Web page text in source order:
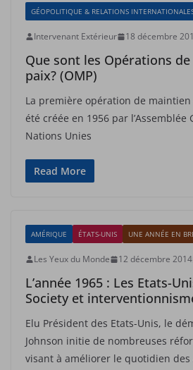
GÉOPOLITIQUE & RELATIONS
Intervenant Extérieur 18 décembre
Que sont les Opérations
paix? (OMP)
La première opération de maintien
été créée en 1956 par l’Assemblée
Nations Unies
Read More
AMÉRIQUE ÉTATS-UNIS UNE ANNÉE EN
Les Yeux du Monde 12 décembre 2014
L’année 1965 : Les Etats-
Society et
Elu Président des Etats-Unis, le
Johnson initie de nombreuses
visant à améliorer le quotidien des